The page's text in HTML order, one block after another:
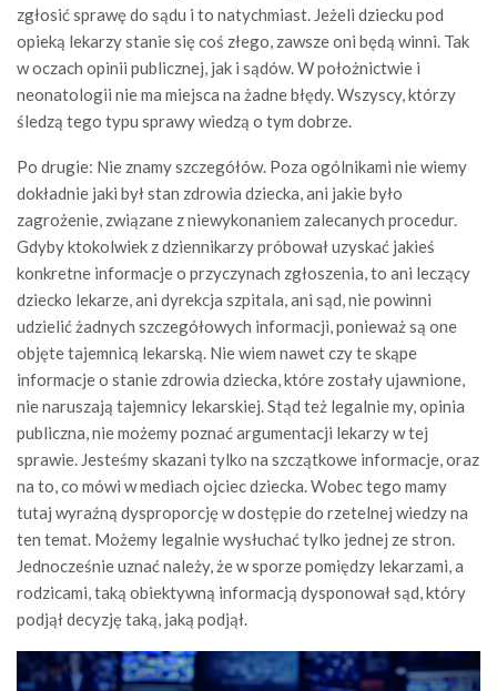
zgłosić sprawę do sądu i to natychmiast. Jeżeli dziecku pod
opieką lekarzy stanie się coś złego, zawsze oni będą winni. Tak
w oczach opinii publicznej, jak i sądów. W położnictwie i
neonatologii nie ma miejsca na żadne błędy. Wszyscy, którzy
śledzą tego typu sprawy wiedzą o tym dobrze.
Po drugie: Nie znamy szczegółów. Poza ogólnikami nie wiemy
dokładnie jaki był stan zdrowia dziecka, ani jakie było
zagrożenie, związane z niewykonaniem zalecanych procedur.
Gdyby ktokolwiek z dziennikarzy próbował uzyskać jakieś
konkretne informacje o przyczynach zgłoszenia, to ani leczący
dziecko lekarze, ani dyrekcja szpitala, ani sąd, nie powinni
udzielić żadnych szczegółowych informacji, ponieważ są one
objęte tajemnicą lekarską. Nie wiem nawet czy te skąpe
informacje o stanie zdrowia dziecka, które zostały ujawnione,
nie naruszają tajemnicy lekarskiej. Stąd też legalnie my, opinia
publiczna, nie możemy poznać argumentacji lekarzy w tej
sprawie. Jesteśmy skazani tylko na szczątkowe informacje, oraz
na to, co mówi w mediach ojciec dziecka. Wobec tego mamy
tutaj wyraźną dysproporcję w dostępie do rzetelnej wiedzy na
ten temat. Możemy legalnie wysłuchać tylko jednej ze stron.
Jednocześnie uznać należy, że w sporze pomiędzy lekarzami, a
rodzicami, taką obiektywną informacją dysponował sąd, który
podjął decyzję taką, jaką podjął.